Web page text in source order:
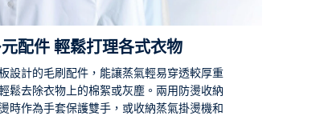
配件 輕鬆打理各式衣物
設計的毛刷配件，能讓蒸氣輕易穿透較厚重
鬆去除衣物上的棉絮或灰塵。兩用防燙收納
時作為手套保護雙手，或收納蒸氣掛燙機和